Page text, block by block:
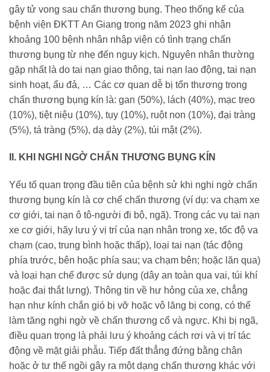
gây tử vong sau chấn thương bụng. Theo thống kế của
bệnh viện ĐKTT An Giang trong năm 2023 ghi nhận
khoảng 100 bệnh nhân nhập viện có tình trạng chấn
thương bụng từ nhẹ đến nguy kịch. Nguyên nhân thường
gặp nhất là do tai nạn giao thông, tai nạn lao động, tai nạn
sinh hoạt, ẩu đả, … Các cơ quan dễ bị tổn thương trong
chấn thương bụng kín là: gan (50%), lách (40%), mạc treo
(10%), tiệt niệu (10%), tụy (10%), ruột non (10%), đại tràng
(5%), tá tràng (5%), dạ dày (2%), túi mật (2%).
II. KHI NGHI NGỜ CHẤN THƯƠNG BỤNG KÍN
Yếu tố quan trọng đầu tiên của bệnh sử khi nghi ngờ chấn
thương bụng kín là cơ chế chấn thương (ví dụ: va chạm xe
cơ giới, tai nạn ô tô-người đi bộ, ngã). Trong các vụ tai nạn
xe cơ giới, hãy lưu ý vị trí của nạn nhân trong xe, tốc độ va
chạm (cao, trung bình hoặc thấp), loại tai nạn (tác động
phía trước, bên hoặc phía sau; va chạm bên; hoặc lăn qua)
và loại hạn chế được sử dụng (dây an toàn qua vai, túi khí
hoặc đai thắt lưng). Thông tin về hư hỏng của xe, chẳng
hạn như kính chắn gió bị vỡ hoặc vô lăng bị cong, có thể
làm tăng nghi ngờ về chấn thương cổ và ngực. Khi bị ngã,
điều quan trọng là phải lưu ý khoảng cách rơi và vị trí tác
động về mặt giải phẫu. Tiếp đất thẳng đứng bằng chân
hoặc ở tư thế ngồi gây ra một dạng chấn thương khác với